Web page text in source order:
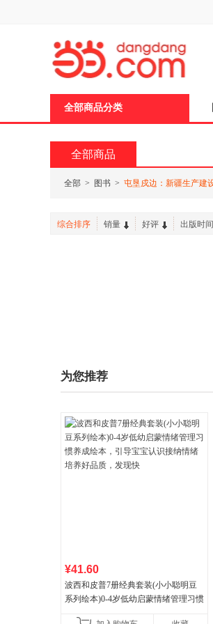
全部商品分类
全部商品
全部 > 图书 > 屯垦戍边：新疆生产建
综合排序 销量 好评 出版时间
为您推荐
¥41.60
波西和皮普7册经典套装(小小聪明豆
系列绘本)0-4岁低幼启蒙情绪管理习惯
页